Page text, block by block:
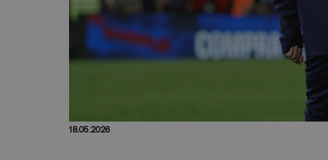
18.05.2026